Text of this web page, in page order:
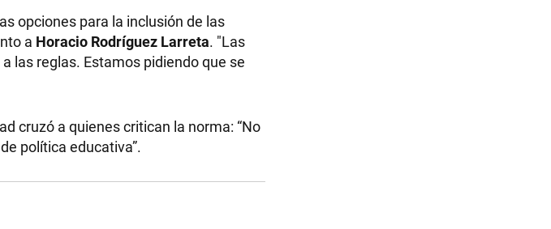
opciones para la inclusión de las
a Horacio Rodríguez Larreta. "Las
las reglas. Estamos pidiendo que se
cruzó a quienes critican la norma: “No
política educativa”.